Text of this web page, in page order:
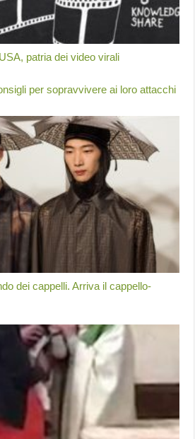
patria dei video virali
per sopravvivere ai loro attacchi
dei cappelli. Arriva il cappello-